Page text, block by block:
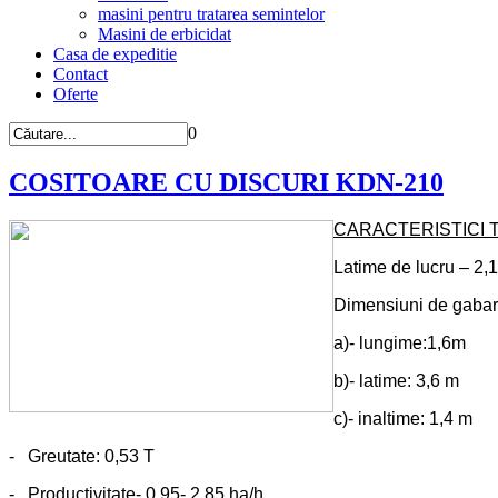
masini pentru tratarea semintelor
Masini de erbicidat
Casa de expeditie
Contact
Oferte
0
COSITOARE CU DISCURI KDN-210
CARACTERISTICI
Latime de lucru –
Dimensiuni de
a)- lungime:1,6m
b)- latime: 3,6 m
c)- inaltime: 1,4 m
- Greutate: 0,53 T
- Productivitate- 0,95- 2,85 ha/h